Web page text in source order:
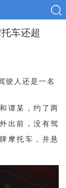
车还超
驶人还是一名
谭某，约了两
出前，没有驾
摩托车，并悬